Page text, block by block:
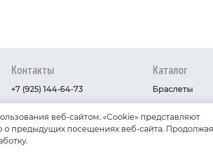
Контакты
+7 (925) 144-64-73
Каталог
Браслеты
Серебро
веб-сайтом. «Cookie» представляют
предыдущих посещениях веб-сайта. Продолжая